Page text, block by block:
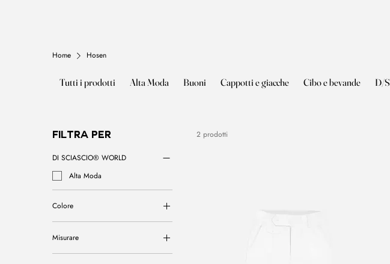
Home Hosen
Tutti i prodotti Alta Moda Buoni Cappotti e giacche Cibo e bevande D/S
Filtra per
DI SCIASCIO® WORLD
Alta Moda
Colore
Misurare
L
2 prodotti